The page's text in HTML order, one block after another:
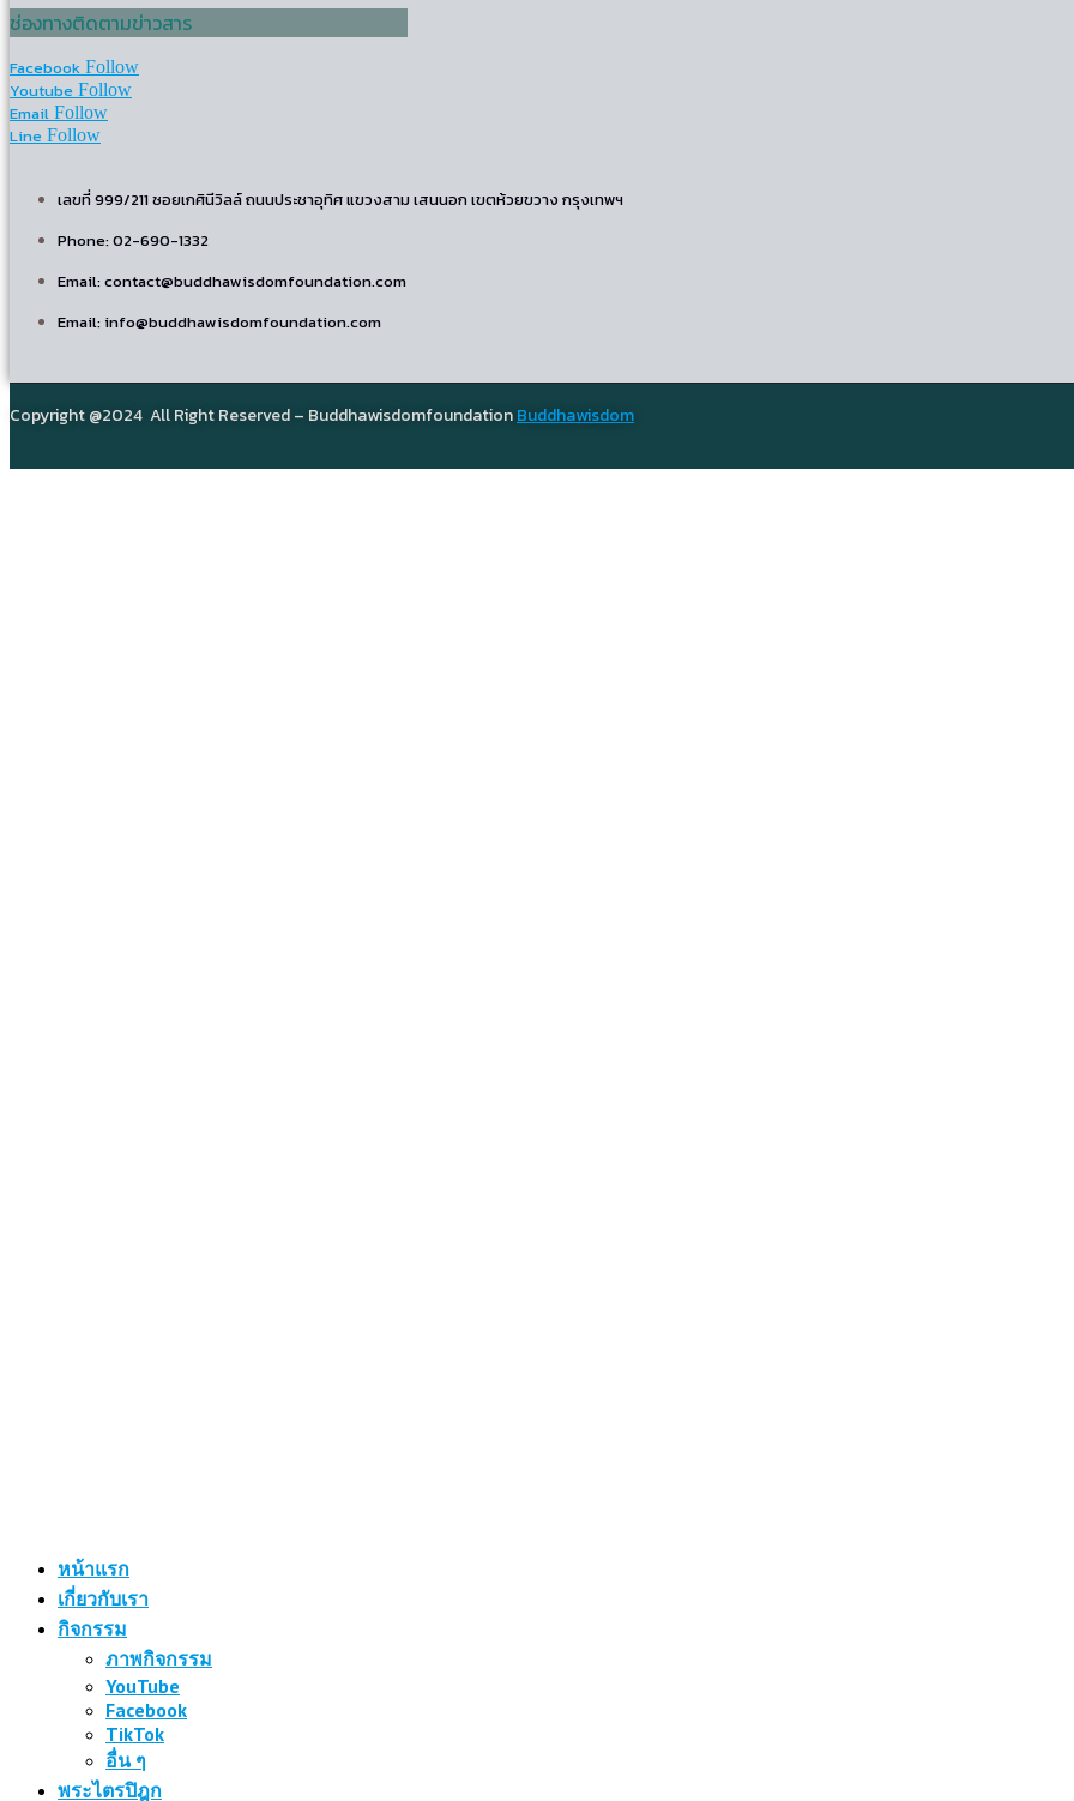
ช่องทางติดตามข่าวสาร
Facebook Follow
Youtube Follow
Email Follow
Line Follow
เลขที่ 999/211 ซอยเกศินีวิลล์ ถนนประชาอุทิศ แขวงสาม เสนนอก เขตห้วยขวาง กรุงเทพฯ
Phone: 02-690-1332
Email: contact@buddhawisdomfoundation.com
Email: info@buddhawisdomfoundation.com
Copyright @2024 All Right Reserved – BuddhawisdomfoundationBuddhawisdom
หน้าแรก
เกี่ยวกับเรา
กิจกรรม
ภาพกิจกรรม
YouTube
Facebook
TikTok
อื่น ๆ
พระไตรปิฎก